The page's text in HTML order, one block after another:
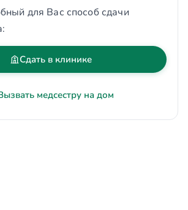
для Вас способ сдачи
Сдать в клинике
медсестру на дом